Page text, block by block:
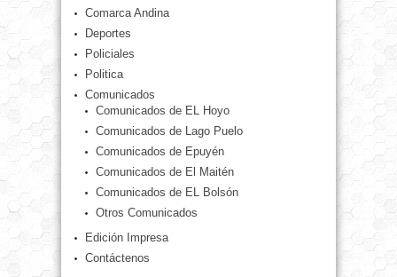
Comarca Andina
Deportes
Policiales
Politica
Comunicados
Comunicados de EL Hoyo
Comunicados de Lago Puelo
Comunicados de Epuyén
Comunicados de El Maitén
Comunicados de EL Bolsón
Otros Comunicados
Edición Impresa
Contáctenos